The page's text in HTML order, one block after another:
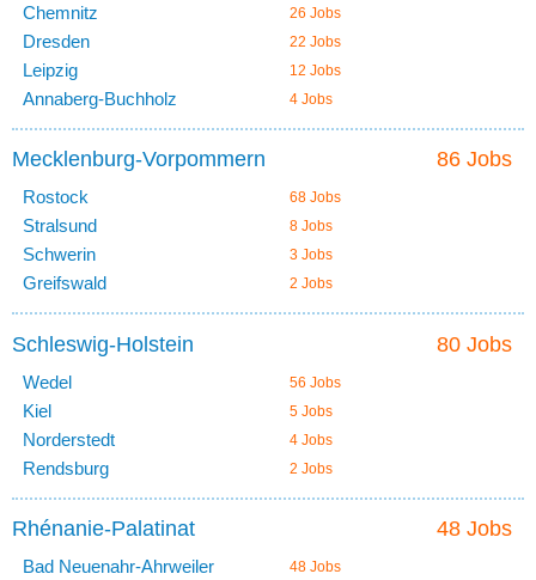
Chemnitz 26 Jobs
Dresden 22 Jobs
Leipzig 12 Jobs
Annaberg-Buchholz 4 Jobs
86 Jobs
Mecklenburg-Vorpommern
Rostock 68 Jobs
Stralsund 8 Jobs
Schwerin 3 Jobs
Greifswald 2 Jobs
80 Jobs
Schleswig-Holstein
Wedel 56 Jobs
Kiel 5 Jobs
Norderstedt 4 Jobs
Rendsburg 2 Jobs
48 Jobs
Rhénanie-Palatinat
Bad Neuenahr-Ahrweiler 48 Jobs